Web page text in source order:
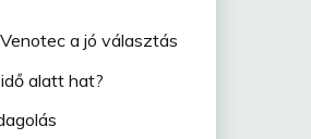
a jó választás
alatt hat?